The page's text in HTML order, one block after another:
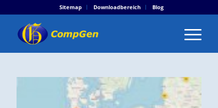
Sitemap Downloadbereich Blog